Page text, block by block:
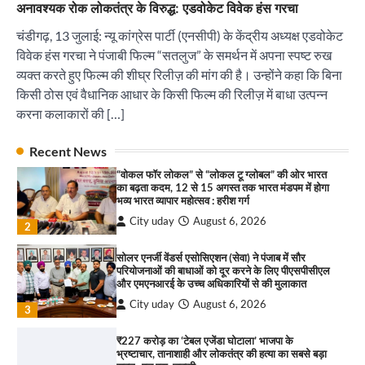
अनावश्यक रोक लोकतंत्र के विरुद्ध: एडवोकेट विवेक हंस गरचा
चंडीगढ़, 13 जुलाई: न्यू कांग्रेस पार्टी (एनसीपी) के केंद्रीय अध्यक्ष एडवोकेट
विवेक हंस गरचा ने पंजाबी फिल्म “सतलुज” के समर्थन में अपना स्पष्ट रुख
व्यक्त करते हुए फिल्म की शीघ्र रिलीज़ की मांग की है। उन्होंने कहा कि बिना
किसी ठोस एवं वैधानिक आधार के किसी फिल्म की रिलीज़ में बाधा उत्पन्न
करना कलाकारों की […]
Recent News
4
₹227 करोड़ का ‘टेबल एजेंडा घोटाला’ भाजपा के
भ्रष्टाचार, तानाशाही और लोकतंत्र की हत्या का सबसे बड़ा
सबूत : एच.एस. लक्की
City uday August 6, 2026
इंडियन नेशनल थियेटर द्वारा 9 अगस्त को होगा ‘वर्षा ऋतु
संगीत संध्या 2026’ का आयोजन
2
“वोकल फॉर लोकल” से “लोकल टू ग्लोबल” की ओर भारत
का बढ़ता कदम, 12 से 15 अगस्त तक भारत मंडपम में होगा
भव्य भारत व्यापार महोत्सव : हरीश गर्ग
City uday August 6, 2026
3
सोलर एनर्जी वेंडर्स एसोसिएशन (सेवा) ने पंजाब में सौर
परियोजनाओं की बाधाओं को दूर करने के लिए पीएसपीसीएल
और एमएनआरई के उच्च अधिकारियों से की मुलाकात
City uday August 6, 2026
₹227 करोड़ का ‘टेबल एजेंडा घोटाला’ भाजपा के
भ्रष्टाचार, तानाशाही और लोकतंत्र की हत्या का सबसे बड़ा
2
पारस हेल्थ पंचकूला ने ‘तिरंगा यात्रा 2025’ का हरियाणा से
आयाम
City uday August 13, 2025
3
सरकारी आदर्श उच्च विद्यालय, सैक्टर 34-सी, चण्डीगढ़ में
कार्यक्रम आयोजित
City uday August 6, 2025
राहुल गाँधी ने खाई है वैश्विक मंच पर भारत को कमजोर करने